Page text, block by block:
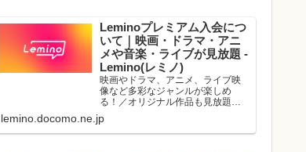
Leminoプレミアム入会につ
いて｜映画・ドラマ・アニ
メや音楽・ライブが見放題 -
Lemino(レミノ)
映画やドラマ、アニメ、ライブ映
像など多彩なジャンルが楽しめ
る！／オリジナル作品も見放題／
応／ダウンロード視聴可能／好き
な作品と出会える機能がたくさ
lemino.docomo.ne.jp